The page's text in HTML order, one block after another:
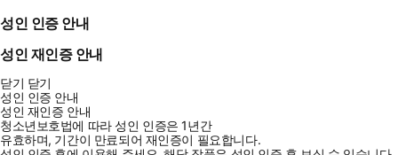
성인 인증 안내
성인 재인증 안내
닫기 닫기
성인 인증 안내
성인 재인증 안내
청소년보호법에 따라 성인 인증은 1년간
유효하며, 기간이 만료되어 재인증이 필요합니다.